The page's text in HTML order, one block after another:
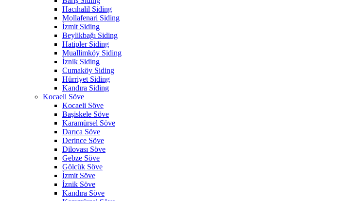
Hacıhalil Siding
Mollafenari Siding
İzmit Siding
Beylikbağı Siding
Hatipler Siding
Muallimköy Siding
İznik Siding
Cumaköy Siding
Hürriyet Siding
Kandıra Siding
Kocaeli Söve
Kocaeli Söve
Başiskele Söve
Karamürsel Söve
Darıca Söve
Derince Söve
Dilovası Söve
Gebze Söve
Gölcük Söve
İzmit Söve
İznik Söve
Kandıra Söve